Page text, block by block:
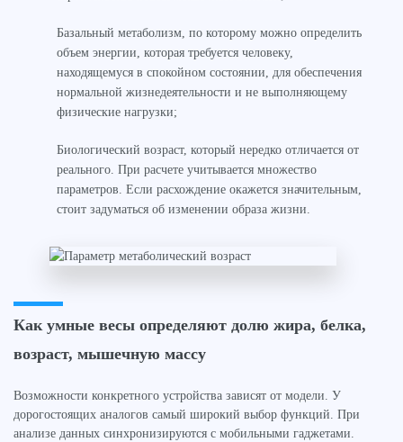
Базальный метаболизм, по которому можно определить
объем энергии, которая требуется человеку,
находящемуся в спокойном состоянии, для обеспечения
нормальной жизнедеятельности и не выполняющему
физические нагрузки;
Биологический возраст, который нередко отличается от
реального. При расчете учитывается множество
параметров. Если расхождение окажется значительным,
стоит задуматься об изменении образа жизни.
Как умные весы определяют долю жира, белка,
возраст, мышечную массу
Возможности конкретного устройства зависят от модели. У
дорогостоящих аналогов самый широкий выбор функций. При
анализе данных синхронизируются с мобильными гаджетами.